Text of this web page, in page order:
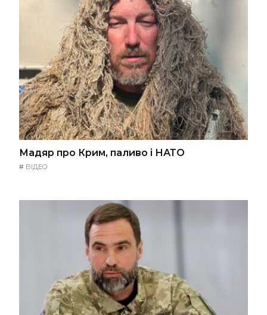
Мадяр про Крим, паливо і НАТО
# ВІДЕО